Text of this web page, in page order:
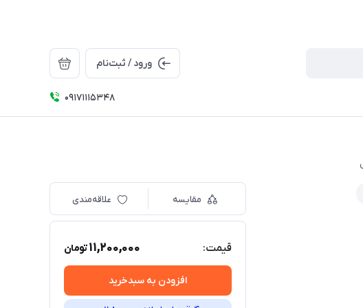
ورود / ثبت‌نام
09171115348
مقایسه علاقه‌مندی
قیمت: 11,200,000تومان
افزودن به سبدخرید